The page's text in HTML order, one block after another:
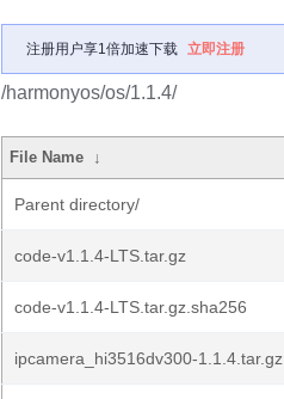
注册用户享1倍加速下载 立即注册
/harmonyos/os/1.1.4/
File Name ↓
Parent directory/
code-v1.1.4-LTS.tar.gz
code-v1.1.4-LTS.tar.gz.sha256
ipcamera_hi3516dv300-1.1.4.tar.gz